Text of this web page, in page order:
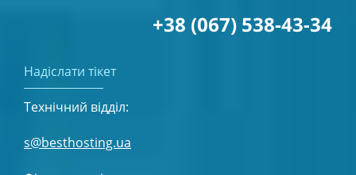
+38 (067) 538-43-34
Надіслати тікет
Технічний відділ:
s@besthosting.ua